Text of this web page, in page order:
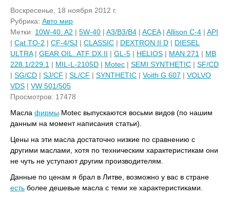
Воскресенье, 18 ноября 2012 г.
Рубрика: Авто мир
Метки: 10W-40. A2 | 5W-40 | A3/B3/B4 | ACEA| Allison C-4 | API
| Cat TO-2 | CF-4/SJ | CLASSIC | DEXTRON II D | DIESEL
ULTRA| GEAR OIL. ATF DX II | GL-5 | HELIOS | MAN 271 | MB
228.1/229.1 | MIL-L-2105D | Motec | SEMI SYNTHETIC | SF/CD
| SG/CD | SJ/CF | SL/CF | SYNTHETIC | Voith G 607 | VOLVO
VDS | VW 501/505
Просмотров: 17478
Масла фирмы Motec выпускаются восьми видов (по нашим
данным на момент написания статьи).
Цены на эти масла достаточно низкие по сравнению с
другими маслами, хотя по техническим характеристикам они
не чуть не уступают другим производителям.
Данные по ценам я брал в Литве, возможно у вас в стране
есть более дешевые масла с теми хе характеристиками.